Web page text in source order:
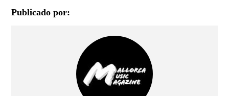
Publicado por: